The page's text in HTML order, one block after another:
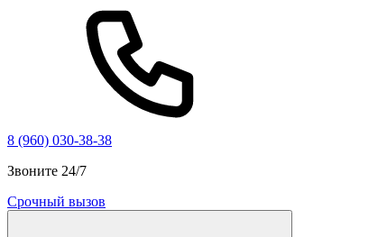
8 (960) 030-38-38
Звоните 24/7
Срочный вызов